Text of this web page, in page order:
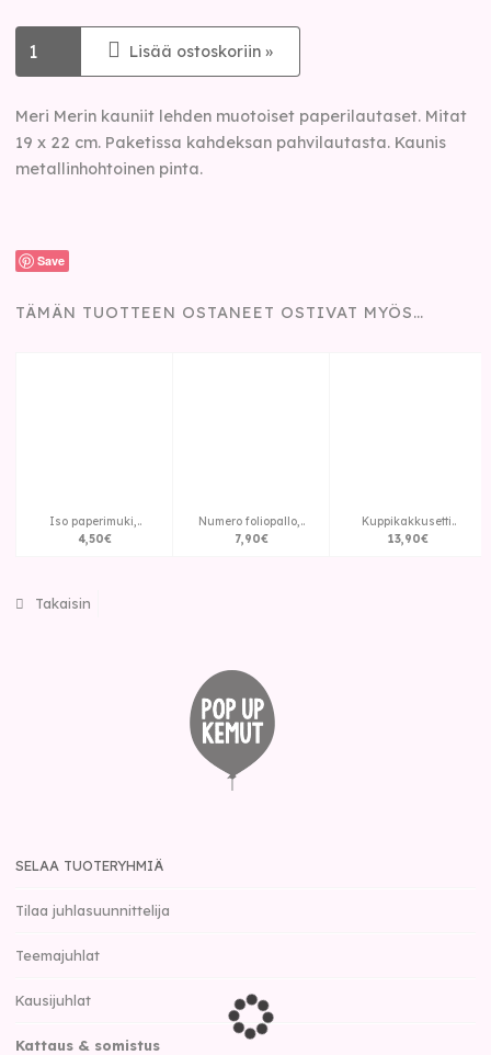
Lisää ostoskoriin »
Meri Merin kauniit lehden muotoiset paperilautaset. Mitat
19 x 22 cm. Paketissa kahdeksan pahvilautasta. Kaunis
metallinhohtoinen pinta.
Save
TÄMÄN TUOTTEEN OSTANEET OSTIVAT MYÖS…
Iso paperimuki,..
4,50€
Numero foliopallo,..
7,90€
Kuppikakkusetti..
13,90€
Takaisin
SELAA TUOTERYHMIÄ
Tilaa juhlasuunnittelija
Teemajuhlat
Kausijuhlat
Kattaus & somistus